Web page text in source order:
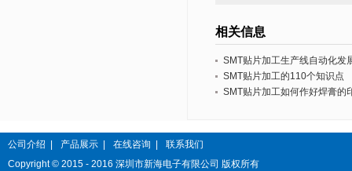
相关信息
SMT贴片加工生产线自动化发
SMT贴片加工的110个知识点
SMT贴片加工如何作好焊膏的
公司介绍 产品展示 在线咨询
联系我们
Copyright © 2015 - 2016 深圳市新海电子有限公司 版权所有